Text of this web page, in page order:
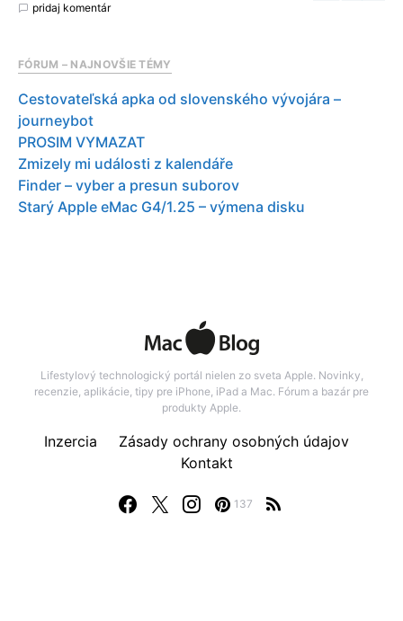
pridaj komentár
FÓRUM – NAJNOVŠIE TÉMY
Cestovateľská apka od slovenského vývojára –
journeybot
PROSIM VYMAZAT
Zmizely mi události z kalendáře
Finder – vyber a presun suborov
Starý Apple eMac G4/1.25 – výmena disku
Lifestylový technologický portál nielen zo sveta Apple. Novinky,
recenzie, aplikácie, tipy pre iPhone, iPad a Mac. Fórum a bazár pre
produkty Apple.
137
Inzercia
Zásady ochrany osobných údajov
Kontakt